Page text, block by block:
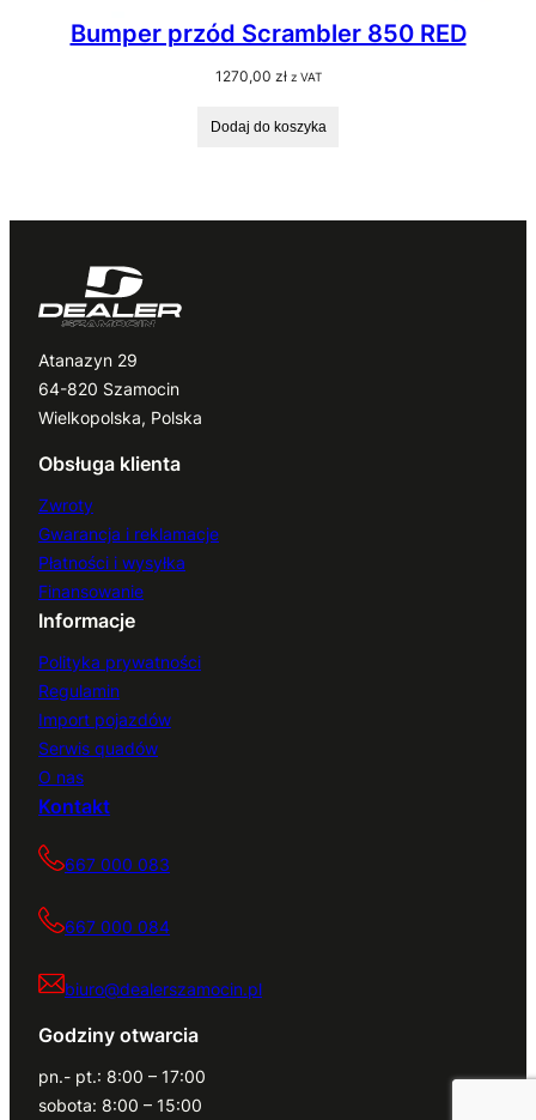
Bumper przód Scrambler 850 RED
1270,00 zł z VAT
Dodaj do koszyka
Atanazyn 29
64-820 Szamocin
Wielkopolska, Polska
Obsługa klienta
Zwroty
Gwarancja i reklamacje
Płatności i wysyłka
Finansowanie
Informacje
Polityka prywatności
Regulamin
Import pojazdów
Serwis quadów
O nas
Kontakt
667 000 083
667 000 084
biuro@dealerszamocin.pl
Godziny otwarcia
pn.- pt.: 8:00 – 17:00
sobota: 8:00 – 15:00